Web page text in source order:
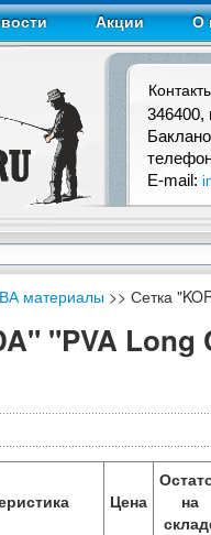
Акции О
346400,
E-mail:
материалы>> Сетка
"PVA
Цена
на